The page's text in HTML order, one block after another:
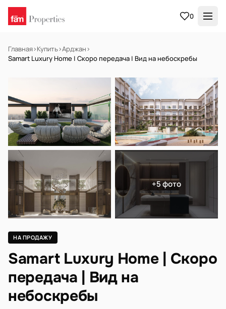
0
Главная›Купить›Арджан›
Samart Luxury Home | Скоро передача | Вид на небоскребы
+5 фото
НА ПРОДАЖУ
Samart Luxury Home | Скоро
передача | Вид на
небоскребы